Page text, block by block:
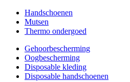
Handschoenen
Mutsen
Thermo ondergoed
Gehoorbescherming
Oogbescherming
Disposable kleding
Disposable handschoenen